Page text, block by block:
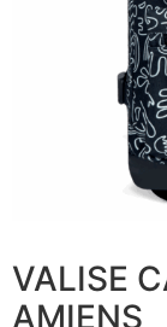
VALISE
AMIENS